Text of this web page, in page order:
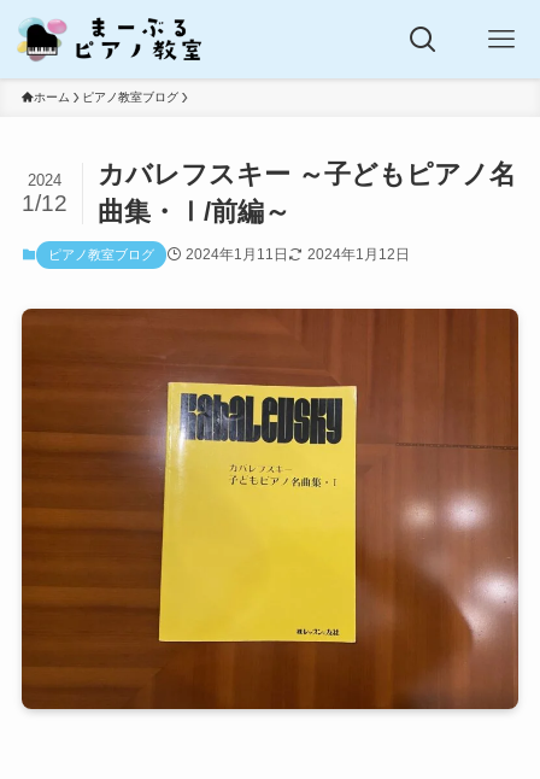
ホーム ピアノ教室ブログ
カバレフスキー ～子どもピアノ名
曲集・Ⅰ/前編～
2024
1/12
ピアノ教室ブログ 2024年1月11日 2024年1月12日